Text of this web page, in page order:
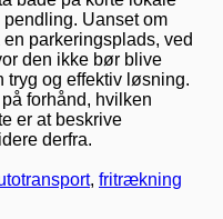
Uanset om
parkeringsplads, ved
den ikke bør blive
tryg og effektiv løsning.
forhånd, hvilken
er at beskrive
derfra.
, fritrækning